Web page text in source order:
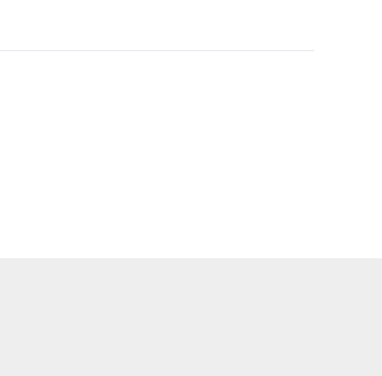
obowiązują tylko na